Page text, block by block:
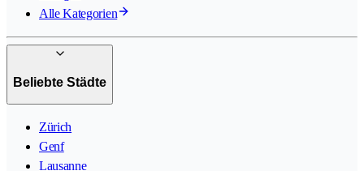
Alle Kategorien
Beliebte Städte
Zürich
Genf
Lausanne